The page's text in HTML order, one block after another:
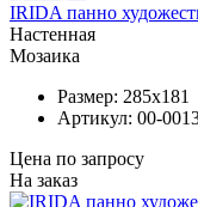
IRIDA панно
Настенная
Мозаика
Размер: 285x181
Артикул: 00-
Цена по запросу
На заказ